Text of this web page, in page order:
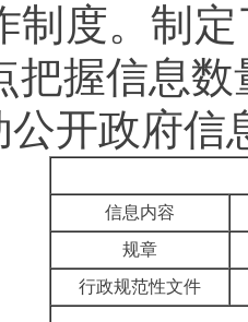
制度。制定
把握信息
公开政府信
信息内容
规章
行政规范性文件